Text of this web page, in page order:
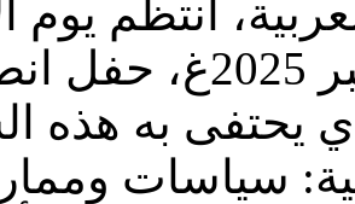
جمادى الآخرة 1447هـ / أول
لسنة 2025غ الذي يحتفى
سياسات